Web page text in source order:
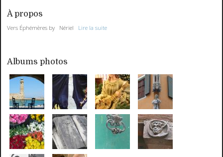
À propos
Vers Éphémères by Nériel Lire la suite
Albums photos